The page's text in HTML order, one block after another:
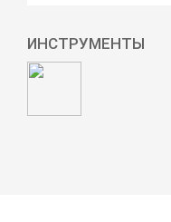
ИНСТРУМЕНТЫ